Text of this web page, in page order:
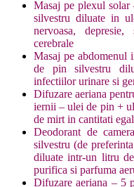
Masaj pe plexul solar
silvestru diluate in
nervoasa,
cerebrale
Masaj pe abdomenul
de pin silvestru
infectiilor urinare si
Difuzare aeriana
iernii – ulei de pin +
de mirt in cantitati
Deodorant de
silvestru (de
diluate intr-un litru
purifica si parfuma
Difuzare aeriana – 5